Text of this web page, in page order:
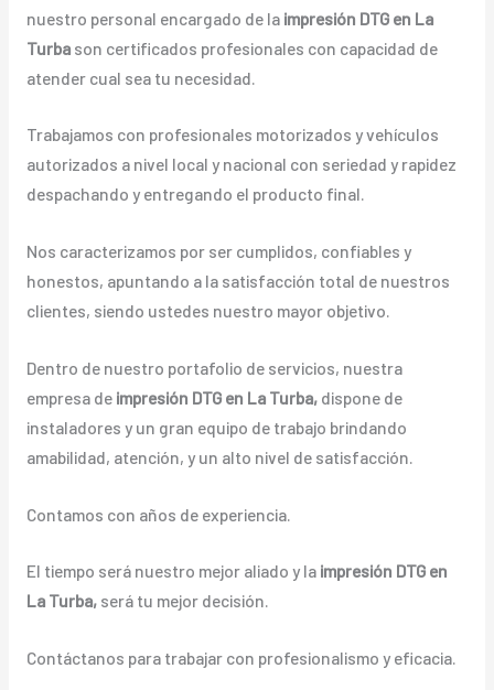
nuestro personal encargado de la impresión DTG en La
Turbason certificados profesionales con capacidad de
atender cual sea tu necesidad.
Trabajamos con profesionales motorizados y vehículos
autorizados a nivel local y nacional con seriedad y rapidez
despachando y entregando el producto final.
Nos caracterizamos por ser cumplidos, confiables y
honestos, apuntando a la satisfacción total de nuestros
clientes, siendo ustedes nuestro mayor objetivo.
Dentro de nuestro portafolio de servicios, nuestra
empresa de impresión DTG en La Turba,dispone de
instaladores y un gran equipo de trabajo brindando
amabilidad, atención, y un alto nivel de satisfacción.
Contamos con años de experiencia.
El tiempo será nuestro mejor aliado y la impresión DTG en
La Turba, será tu mejor decisión.
Contáctanos para trabajar con profesionalismo y eficacia.